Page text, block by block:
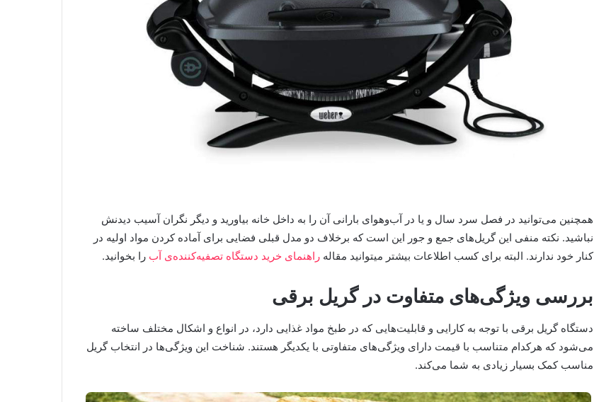
همچنین می‌توانید در فصل‌ سرد سال و یا در آب‌وهوای بارانی آن را به داخل خانه بیاورید و دیگر نگران آسیب دیدنش
نباشید. نکته منفی این گریل‌های جمع‌ و جور این است که برخلاف دو مدل قبلی فضایی برای آماده کردن مواد اولیه در
کنار خود ندارند. البته برای کسب اطلاعات بیشتر میتوانید مقاله راهنمای خرید دستگاه تصفیه‌کننده‌ی آب را بخوانید.
بررسی ویژگی‌های متفاوت در گریل برقی
دستگاه گریل برقی با توجه به کارایی و قابلیت‌هایی که در طبخ مواد غذایی دارد، در انواع و اشکال مختلف ساخته
می‌شود که هرکدام متناسب با قیمت دارای ویژگی‌های متفاوتی با یکدیگر هستند. شناخت این ویژگی‌ها در انتخاب گریل
مناسب کمک بسیار زیادی به شما می‌کند.